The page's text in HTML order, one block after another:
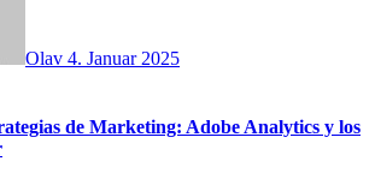
Olav 4. Januar 2025
de Marketing: Adobe Analytics y los